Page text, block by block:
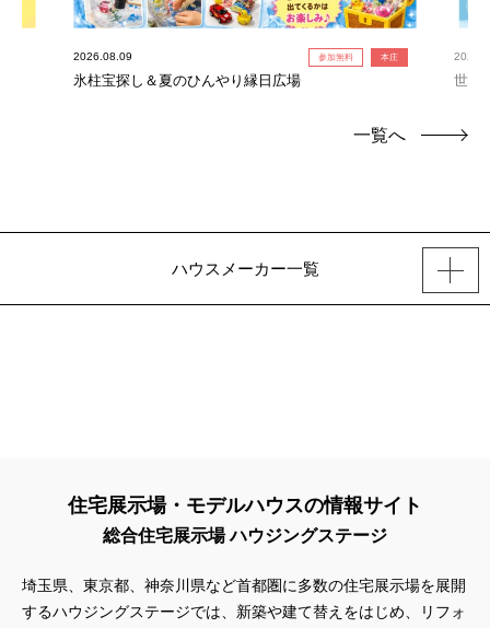
2026.08.09 参加無料 本庄
氷柱宝探し＆夏のひんやり縁日広場
世界
一覧へ
ハウスメーカー一覧
住宅展示場・モデルハウスの情報サイト
総合住宅展示場 ハウジングステージ
埼玉県、東京都、神奈川県など首都圏に多数の住宅展示場を展開
するハウジングステージでは、新築や建て替えをはじめ、リフォ